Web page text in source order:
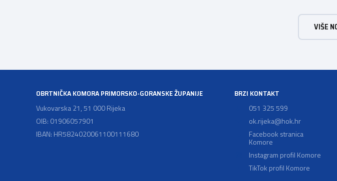
krajeva Hrvatske te
hrvatskog obrtništva. Uz
godine priprema se
VIŠE
OBRTNIČKA KOMORA PRIMORSKO-GORANSKE ŽUPANIJE
Vukovarska 21, 51 000 Rijeka
OIB: 01906057901
IBAN: HR5824020061100111680
BRZI KONTAKT
051 325 599
ok.rijeka@hok.hr
Facebook stranica
Komore
Instagram profil Komore
TikTok profil Komore